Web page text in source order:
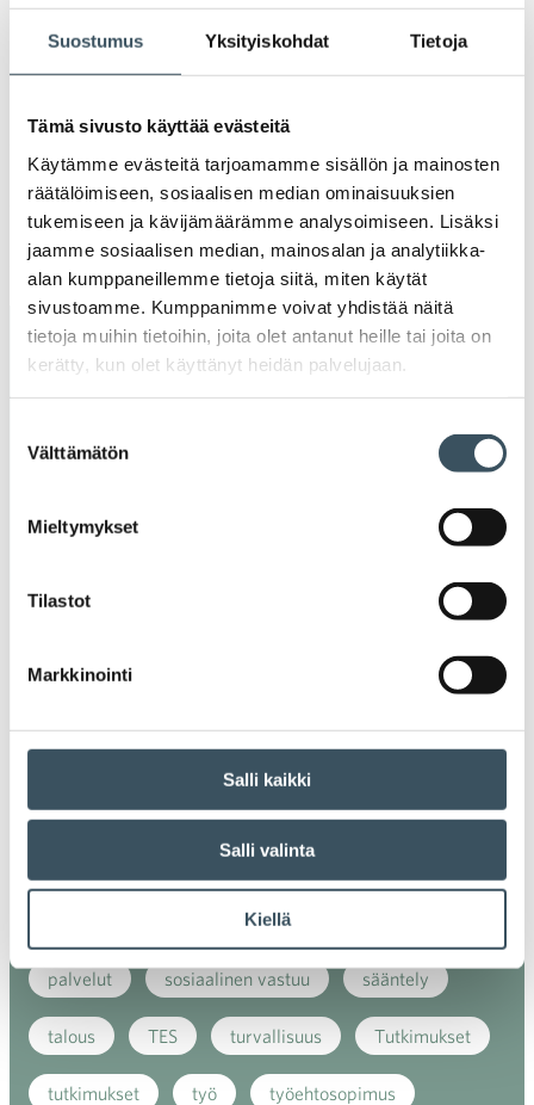
Suostumus Yksityiskohdat Tietoja
Tämä sivusto käyttää evästeitä
Käytämme evästeitä tarjoamamme sisällön ja mainosten
räätälöimiseen, sosiaalisen median ominaisuuksien
tukemiseen ja kävijämäärämme analysoimiseen. Lisäksi
jaamme sosiaalisen median, mainosalan ja analytiikka-
alan kumppaneillemme tietoja siitä, miten käytät
sivustoamme. Kumppanimme voivat yhdistää näitä
tietoja muihin tietoihin, joita olet antanut heille tai joita on
kerätty, kun olet käyttänyt heidän palvelujaan.
valinta
Välttämätön
Mieltymykset
Tilastot
Markkinointi
Salli kaikki
Salli valinta
Kiellä
2020
2019
2018
Avainsanat
alv arvonlisävero digikauppa
digiostaminen digitalisaatio
energiatehokkuus
kiertotalous koronavirus koulutus
kuluttaja kuluttajat kuluttajien luottamus
myynti
nuoret
palvelut sosiaalinen vastuu sääntely
talous TES turvallisuus Tutkimukset
tutkimukset työ työehtosopimus